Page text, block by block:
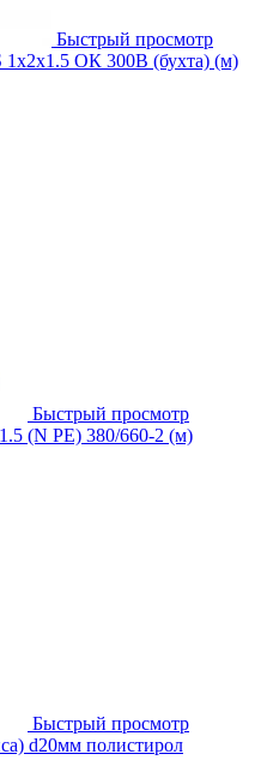
Быстрый просмотр
ОК 300В (бухта) (м)
Быстрый просмотр
(N PE) 380/660-2 (м)
Быстрый просмотр
d20мм полистирол